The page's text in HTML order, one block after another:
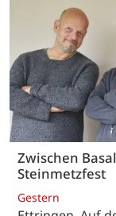
Zwischen
Steinmetzfest
Gestern